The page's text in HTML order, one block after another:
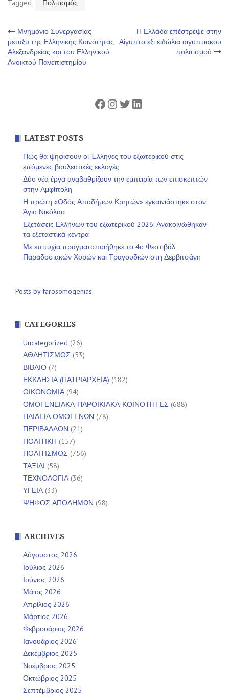
Tagged Πολιτισμός
Πλοήγηση
άρθρων
Μνημόνιο Συνεργασίας
μεταξύ της Ελληνικής Κοινότητας
Αλεξανδρείας και του Ελληνικού
Ανοικτού Πανεπιστημίου
Η Ελλάδα επέστρεψε στην
Αίγυπτο έξι ειδώλια αιγυπτιακού
πολιτισμού
Facebook
Instagram
Twitter
Linkedin
LATEST POSTS
Πώς θα ψηφίσουν οι Έλληνες του εξωτερικού στις
επόμενες βουλευτικές εκλογές
Δύο νέα έργα αναβαθμίζουν την εμπειρία των επισκεπτών
στην Αμφίπολη
Η πρώτη «Οδός Αποδήμων Κρητών» εγκαινιάστηκε στον
Άγιο Νικόλαο
Εξετάσεις Ελλήνων του εξωτερικού 2026: Ανακοινώθηκαν
τα εξεταστικά κέντρα
Με επιτυχία πραγματοποιήθηκε το 4ο Φεστιβάλ
Παραδοσιακών Χορών και Τραγουδιών στη Δερβιτσάνη
Posts by farosomogenias
CATEGORIES
Uncategorized (26)
ΑΘΛΗΤΙΣΜΟΣ (53)
ΒΙΒΛΙΟ (7)
ΕΚΚΛΗΣΙΑ (ΠΑΤΡΙΑΡΧΕΙΑ) (182)
ΟΙΚΟΝΟΜΙΑ(94)
ΟΜΟΓΕΝΕΙΑΚΑ-ΠΑΡΟΙΚΙΑΚΑ-ΚΟΙΝΟΤΗΤΕΣ (688)
ΠΑΙΔΕΙΑ ΟΜΟΓΕΝΩΝ (78)
ΠΕΡΙΒΑΛΛΟΝ (21)
ΠΟΛΙΤΙΚΗ (157)
ΠΟΛΙΤΙΣΜΟΣ (756)
ΤΑΞΙΔΙ (58)
ΤΕΧΝΟΛΟΓΙΑ(36)
ΥΓΕΙΑ(33)
ΨΗΦΟΣ ΑΠΟΔΗΜΩΝ (98)
ARCHIVES
Αύγουστος 2026
Ιούλιος 2026
Ιούνιος 2026
Μάιος 2026
Απρίλιος 2026
Μάρτιος 2026
Φεβρουάριος 2026
Ιανουάριος 2026
Δεκέμβριος 2025
Νοέμβριος 2025
Οκτώβριος 2025
Σεπτέμβριος 2025